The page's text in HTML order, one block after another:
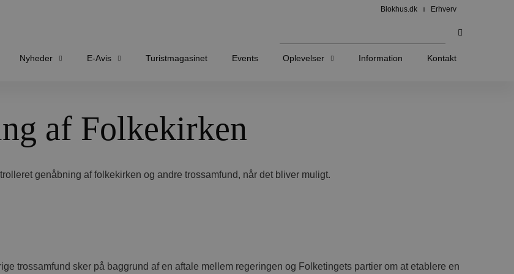
Blokhus.dk Erhverv
Nyheder E-Avis Turistmagasinet Events Oplevelser Information Kontakt
af Folkekirken
genåbning af folkekirken og andre trossamfund, når det bliver muligt.
trossamfund sker på baggrund af en aftale mellem regeringen og Folketingets partier om at etablere en